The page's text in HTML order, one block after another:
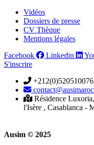
Vidéos
Dossiers de presse
CV Thèque
Mentions légales
Facebook
Linkedin
S'inscrire
+212(0)520510076
Résidence
l'Isère , Casablanca -
Ausim © 2025